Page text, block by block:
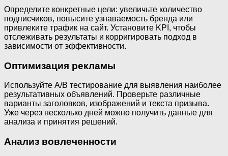
Определите конкретные цели: увеличьте количество
подписчиков, повысите узнаваемость бренда или
привлеките трафик на сайт. Установите KPI, чтобы
отслеживать результаты и корригировать подход в
зависимости от эффективности.
Оптимизация рекламы
Используйте A/B тестирование для выявления наиболее
результативных объявлений. Проверьте различные
варианты заголовков, изображений и текста призыва.
Уже через несколько дней можно получить данные для
анализа и принятия решений.
Анализ вовлеченности